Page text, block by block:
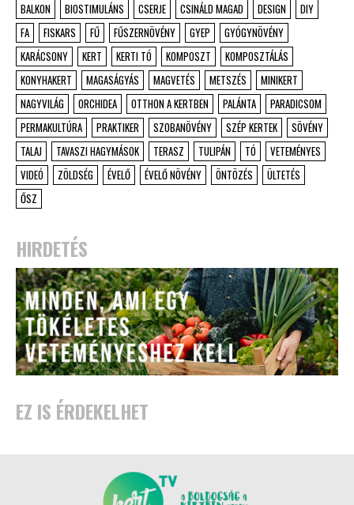
BALKON BIOSTIMULÁNS CSERJE CSINÁLD MAGAD DESIGN
DIY
FA
FISKARS FŰ FŰSZERNÖVÉNY GYEP
GYÓGYNÖVÉNY
KARÁCSONY
KERT KERTI TÓ KOMPOSZT
KOMPOSZTÁLÁS
KONYHAKERT
MAGASÁGYÁS MAGVETÉS METSZÉS
MINIKERT
NAGYVILÁG
ORCHIDEA OTTHON A KERTBEN PALÁNTA
PARADICSOM
PERMAKULTÚRA
PRAKTIKER SZOBANÖVÉNY SZÉP KERTEK
SÖVÉNY
TALAJ
TAVASZI HAGYMÁSOK TERASZ TULIPÁN TÓ
VETEMÉNYES
VIDEÓ
ZÖLDSÉG ÉVELŐ ÉVELŐ NÖVÉNY ÖNTÖZÉS
ÜLTETÉS
ŐSZ
HIRDETÉS
EZ IS ÉRDEKELHET